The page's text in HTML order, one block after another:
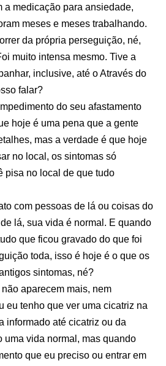
a medicação para ansiedade,
meses e meses trabalhando.
da própria perseguição, né,
muito intensa mesmo. Tive a
inclusive, até o Através do
falar?
do seu afastamento
hoje é uma pena que a gente
mas a verdade é que hoje
no local, os sintomas só
pisa no local de que tudo
com pessoas de lá ou coisas do
lá, sua vida é normal. E quando
que ficou gravado do que foi
toda, isso é hoje é o que os
sintomas, né?
aparecem mais, nem
eu tenho que ver uma cicatriz na
informado até cicatriz ou da
uma vida normal, mas quando
que eu preciso ou entrar em